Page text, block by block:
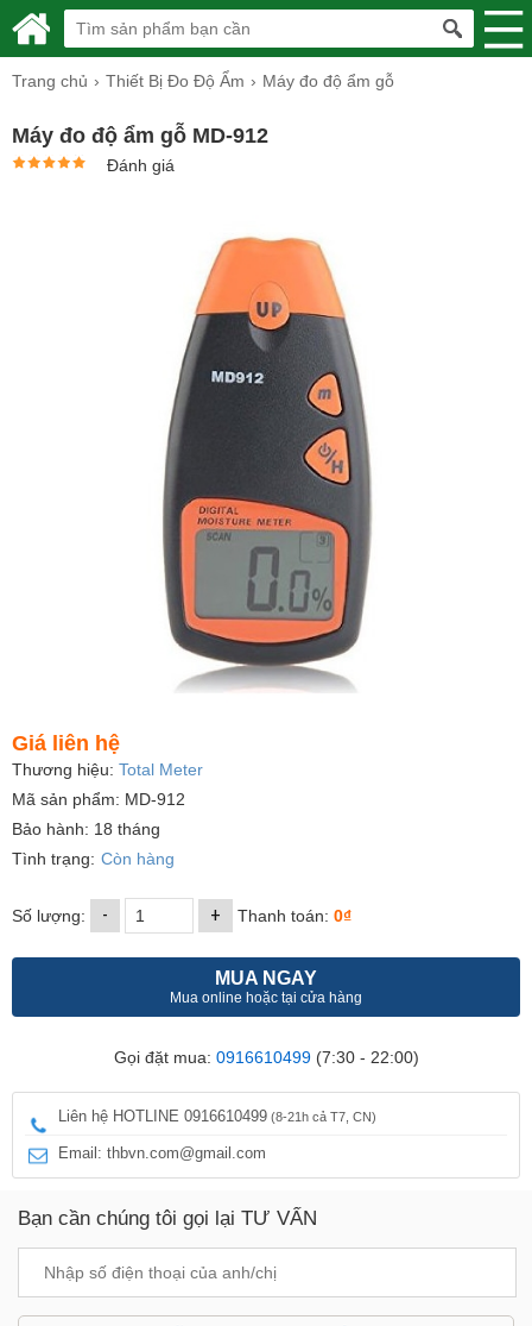
Trang chủ Thiết Bị Đo Độ Ẩm Máy đo độ ẩm gỗ
Máy đo độ ẩm gỗ MD-912
Đánh giá
Giá liên hệ
Thương hiệu: Total Meter
Mã sản phẩm: MD-912
Bảo hành: 18 tháng
Tình trạng: Còn hàng
Số lượng: - + Thanh toán: 0₫
MUA NGAY
Mua online hoặc tại cửa hàng
Gọi đặt mua: 0916610499(7:30 - 22:00)
Liên hệ HOTLINE 0916610499 (8-21h cả T7, CN)
Email: thbvn.com@gmail.com
Bạn cần chúng tôi gọi lại TƯ VẤN